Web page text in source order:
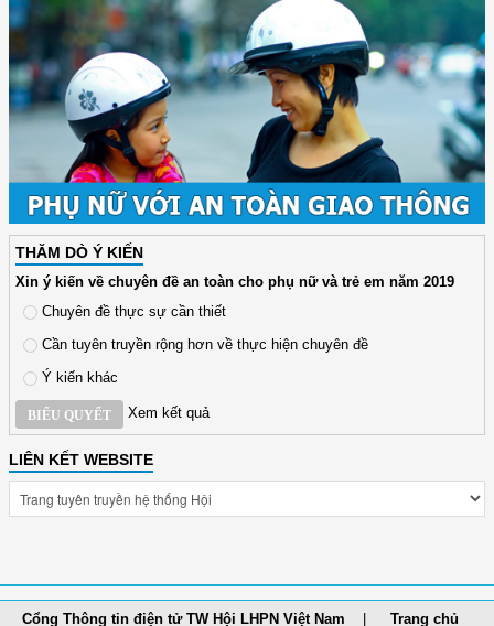
THĂM DÒ Ý KIẾN
Xin ý kiến về chuyên đề an toàn cho phụ nữ và trẻ em năm 2019
Chuyên đề thực sự cần thiết
Cần tuyên truyền rộng hơn về thực hiện chuyên đề
Ý kiến khác
BIỂU QUYẾT Xem kết quả
LIÊN KẾT WEBSITE
Cổng Thông tin điện tử TW Hội LHPN Việt Nam Trang chủ